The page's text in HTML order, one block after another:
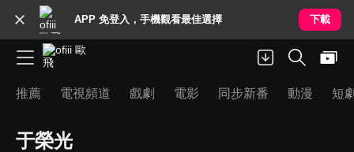
APP 免登入，手機觀看最佳選擇 下載
推薦 電視頻道 戲劇 電影 同步新番 動漫 短
于榮光